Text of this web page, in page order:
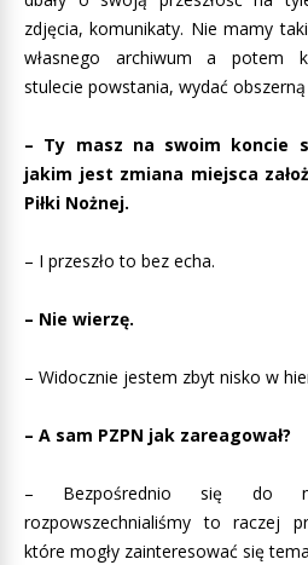
zdjęcia, komunikaty. Nie mamy
własnego archiwum a potem
stulecie powstania, wydać
– Ty masz na swoim koncie
jakim jest zmiana miejsca
Piłki Nożnej.
– I przeszło to bez echa.
– Nie wierzę.
– Widocznie jestem zbyt nisko w
– A sam PZPN jak zareagował?
– Bezpośrednio się do
rozpowszechnialiśmy to raczej
które mogły zainteresować się